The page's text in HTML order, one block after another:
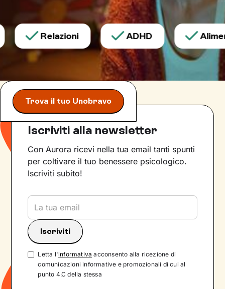
Relazioni ADHD
Trova il tuo Unobravo
Iscriviti alla newsletter
Con Aurora ricevi nella tua email tanti spunti
per coltivare il tuo benessere psicologico.
Iscriviti subito!
Letta l'informativa acconsento alla ricezione di
comunicazioni informative e promozionali di cui al
punto 4.C della stessa